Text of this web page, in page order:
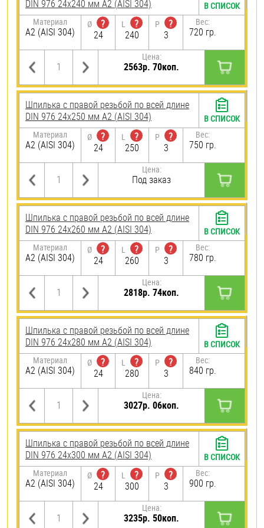
DIN 976 24х240 мм А2 (AISI 304)
Материал
А2 (AISI 304)
Ø
?
24
L
?
240
P
?
3
Вес:
720 гр.
Цена:
2563р. 70коп.
В СПИСОК
Шпилька с правой резьбой по всей длине
DIN 976 24х250 мм А2 (AISI 304)
Материал
А2 (AISI 304)
Ø
?
24
L
?
250
P
?
3
Вес:
750 гр.
Цена:
Под заказ
В СПИСОК
Шпилька с правой резьбой по всей длине
DIN 976 24х260 мм А2 (AISI 304)
Материал
А2 (AISI 304)
Ø
?
24
L
?
260
P
?
3
Вес:
780 гр.
Цена:
2818р. 74коп.
В СПИСОК
Шпилька с правой резьбой по всей длине
DIN 976 24х280 мм А2 (AISI 304)
Материал
А2 (AISI 304)
Ø
?
24
L
?
280
P
?
3
Вес:
840 гр.
Цена:
3027р. 06коп.
В СПИСОК
Шпилька с правой резьбой по всей длине
DIN 976 24х300 мм А2 (AISI 304)
Материал
А2 (AISI 304)
Ø
?
24
L
?
300
P
?
3
Вес:
900 гр.
Цена:
3235р. 50коп.
В СПИСОК